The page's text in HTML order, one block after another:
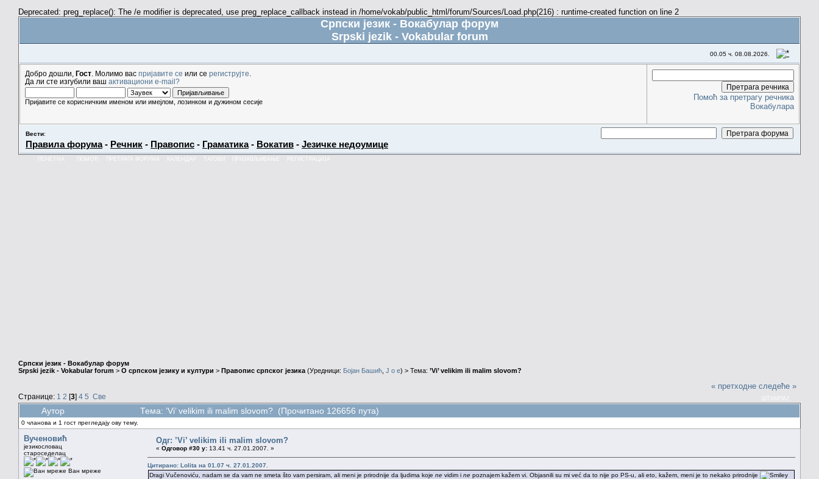
Deprecated: preg_replace(): The /e modifier is deprecated, use preg_replace_callback instead in /home/vokab/public_html/forum/Sources/Load.php(216) : runtime-created function on line 2
Српски језик - Вокабулар форум
Srpski jezik - Vokabular forum
00.05 ч. 08.08.2026.
Добро дошли, Гост . Молимо вас пријавите се или се региструјте
Да ли сте изгубили ваш активациони e-mail?
Пријавите се корисничким именом или имејлом, лозинком и дужином сесије
Помоћ за претрагу речника
Вокабулара
Вести:
Правила форума- Речник - Правопис - Граматика- Вокатив - Језичке недоумице
КАЛЕНДАР
Српски језик - Вокабулар форум
Srpski jezik - Vokabular forum > О српском језику и култури > Правопис српског језика (Уредници: Бојан Башић J o e) > Тема: ’Vi’ velikim ili malim slovom?
Странице: 1 2 [3] 4 5 Све
« претходне следеће »
Аутор Тема: ’Vi’ velikim ili malim slovom? (Прочитано 126656 пута)
0 чланова и 1 гост прегледају ову тему.
Вученовић
језикословац
староседелац
Ван мреже
Одг: ’Vi’ velikim ili malim slovom?
« Одговор #30 у: 13.41 ч. 27.01.2007. »
Цитирано: Lolita на 01.07 ч. 27.01.2007.
Dragi Vučenoviću, nadam se da vam ne smeta što vam persiram, ali meni je prirodnije da ljudima koje ne vidim i ne poznajem kažem vi. Objasnili su mi već da to nije po PS-u, ali eto, kažem, meni je to nekako prirodnije